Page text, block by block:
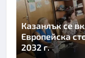
Казанлък се
Европейска
2032 г.